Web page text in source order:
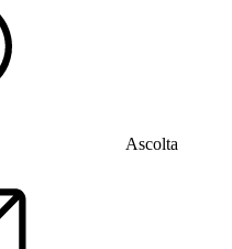
Ascolta